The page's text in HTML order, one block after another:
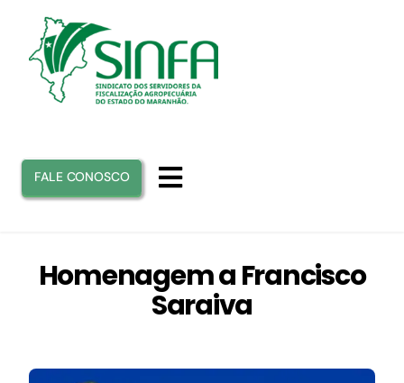
conteúdo
Toggle
SINFA
FALE CONOSCO
Homenagem a Francisco
Saraiva